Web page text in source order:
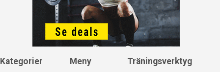
Kategorier Meny Träningsverktyg